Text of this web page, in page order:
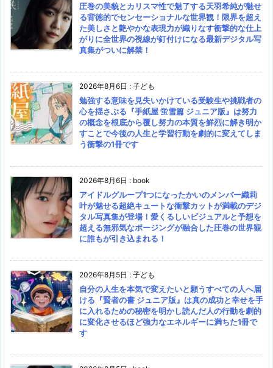
圧巻の美貌とカリスマ性で魅了する天羽希純が魅せ
る背徳的でセンセーショナルな世界観！限界を超え
た美しさと艶やかな表現力が織りなす衝撃的な仕上
がりに全世界の視線が釘付けになる最新デジタル写
真集がついに解禁！
2026年8月6日 : 子ども
勉強する意味を見失いかけている受験生や挑戦者の
心を揺さぶる『手紙屋 蛍雪篇 ジュニア版』は努力
の概念を根底から覆し努力の本質を鮮烈に解き明か
すことで今後の人生と学習行動を劇的に変えてしま
う衝撃の1冊です
2026年8月6日 : book
アイドルグループ1つになったかいのメンバー織莉
叶が魅せる超絶キュートな衝撃カットが満載のデジ
タル写真集が登場！愛くるしいビジュアルと予想を
超える無邪気なポージングが融合した圧巻の世界観
に誰もが引き込まれる！
2026年8月5日 : 子ども
自分の人生を本気で変えたいと願うすべての人へ届
ける『賢者の書 ジュニア版』は真の成功と幸せを手
に入れるための秘密を明かし読んだ人の行動を劇的
に変化させるほど強力なエネルギーに満ちた1冊で
す